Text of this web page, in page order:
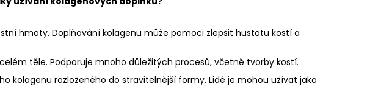
hmoty. Doplňování kolagenu může pomoci zlepšit hustotu kostí a
těle. Podporuje mnoho důležitých procesů, včetně tvorby kostí.
kolagenu rozloženého do stravitelnější formy. Lidé je mohou užívat jako